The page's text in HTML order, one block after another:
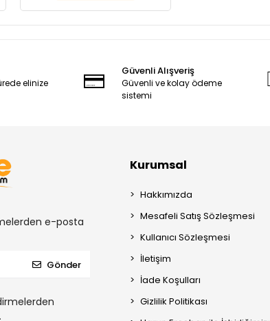
elinize
Güvenli Alışveriş
Güvenli ve kolay ödeme
sistemi
e-posta
Gönder
Kurumsal
Hakkımızda
Mesafeli Satış Sözleşmesi
Kullanıcı Sözleşmesi
İletişim
İade Koşulları
Gizlilik Politikası